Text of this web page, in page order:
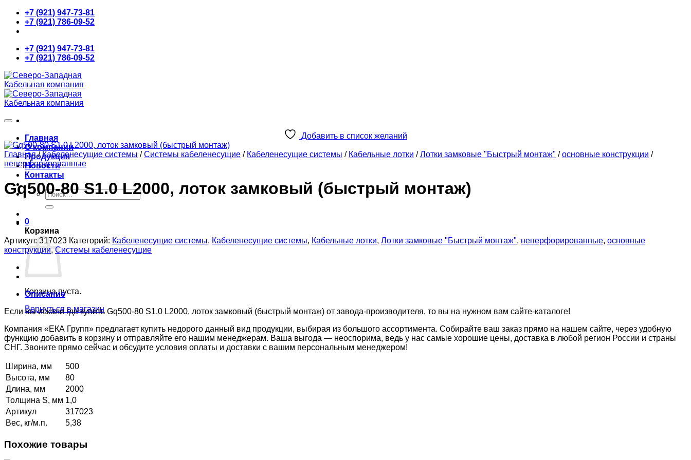
Skip
content
+7 (921) 947-73-81
+7 (921) 786-09-52
+7 (921) 947-73-81
+7 (921) 786-09-52
Главная
О компании
Продукция
Новости
Контакты
Искать:
0
Корзина
Корзина пуста.
Вернуться в магазин
Добавить в список желаний
Главная / Кабеленесущие системы / Системы кабеленесущие / Кабеленесущие системы / Кабельные лотки / Лотки замковые "Быстрый монтаж" / основные конструкции /
неперфорированные
Gq500-80 S1.0 L2000, лоток замковый (быстрый монтаж)
Артикул:317023 Категорий: Кабеленесущие системы, Кабеленесущие системы, Кабельные лотки, Лотки замковые "Быстрый монтаж", неперфорированные, основные
конструкции,Системы кабеленесущие
Описание
Если вы искали где купить Gq500-80 S1.0 L2000, лоток замковый (быстрый монтаж) от завода-производителя, то вы на нужном вам сайте-каталоге!
Компания «ЕКА Групп» предлагает купить недорого данный вид продукции, выбирая из большого ассортимента. Собирайте ваш заказ прямо на нашем сайте, через удобную
функцию добавить в корзину и отправляйте его нашим менеджерам. Ваша выгода — неоспорима, ведь у нас самые хорошие цены, доставка в любой регион России и страны
СНГ. Звоните прямо сейчас и обсудите условия оплаты и доставки с вашим персональным менеджером!
Ширина, мм
500
Высота, мм
80
Длина, мм
2000
Толщина S, мм 1,0
Артикул
317023
Вес, кг/м.п.
5,38
Похожие товары